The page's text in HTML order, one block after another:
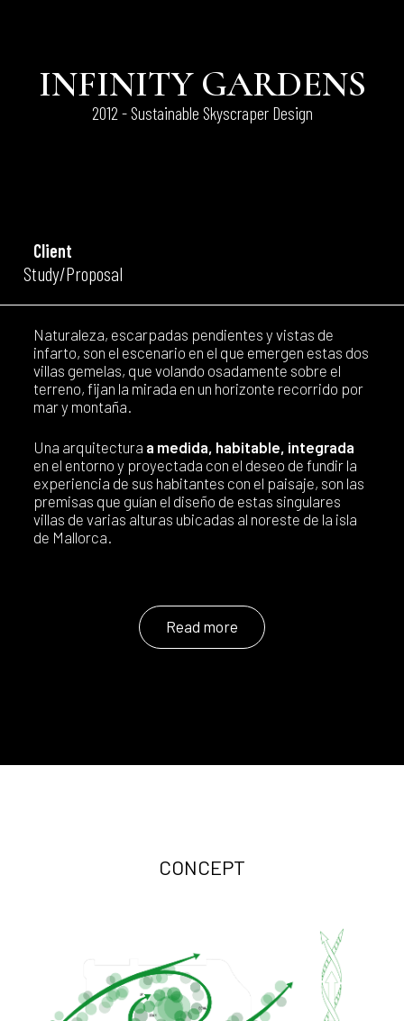
INFINITY GARDENS
2012 - Sustainable Skyscraper Design
Client
Study/Proposal
Naturaleza, escarpadas pendientes y vistas de
infarto, son el escenario en el que emergen estas dos
villas gemelas, que volando osadamente sobre el
terreno, fijan la mirada en un horizonte recorrido por
mar y montaña.
Una arquitectura a medida, habitable, integrada
en el entorno y proyectada con el deseo de fundir la
experiencia de sus habitantes con el paisaje, son las
premisas que guían el diseño de estas singulares
villas de varias alturas ubicadas al noreste de la isla
de Mallorca.
Read more
CONCEPT